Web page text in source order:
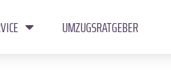
UMZUGSRATGEBER